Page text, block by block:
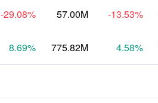
-29.08% 57.00M -13.53%
8.69% 775.82M 4.58%